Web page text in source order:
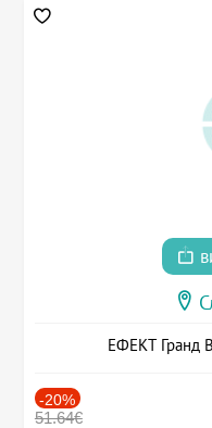
ЕФЕКТ Гранд
-20%
51.64€